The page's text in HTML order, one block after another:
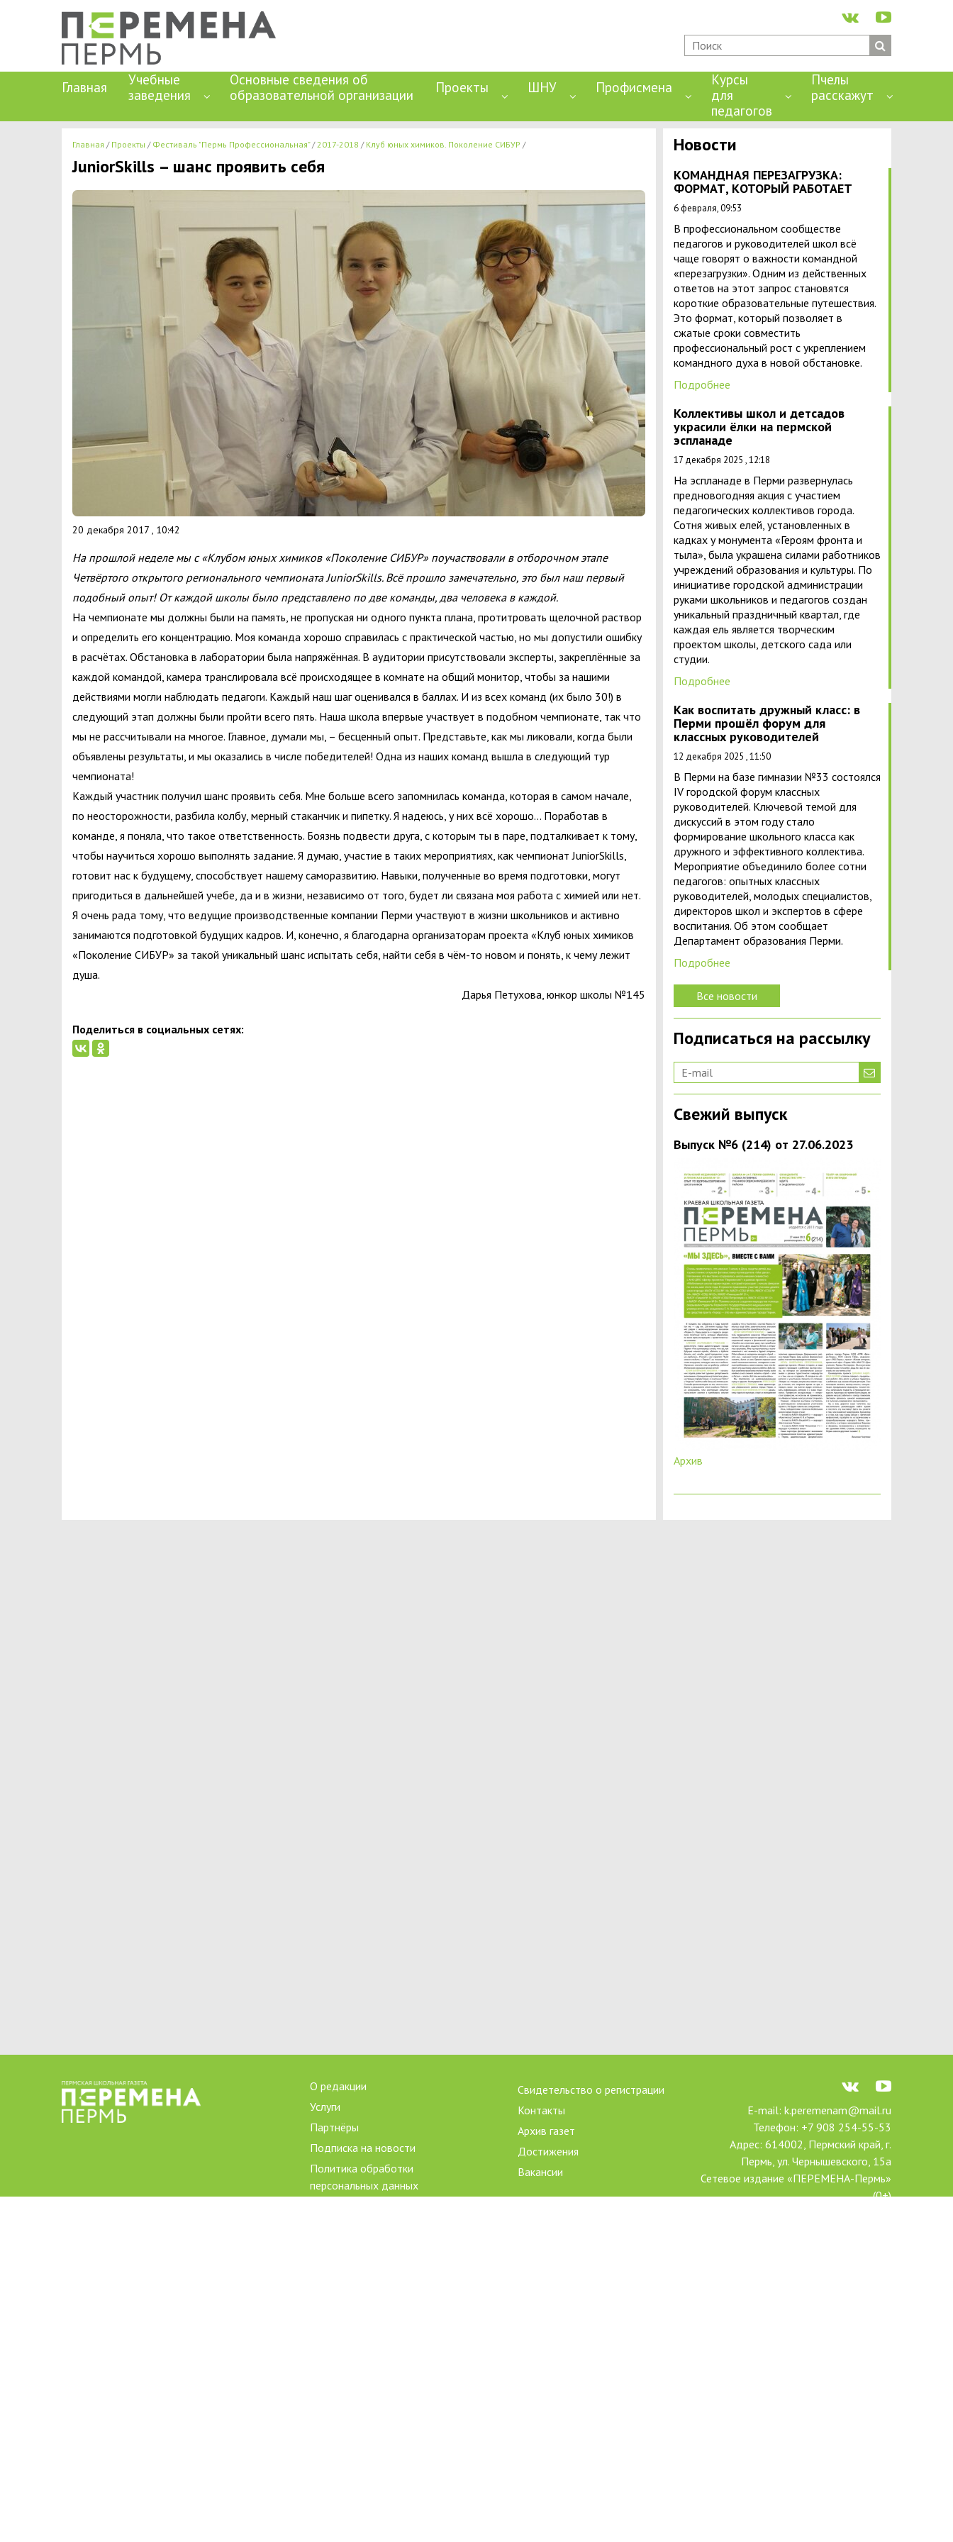
Главная
Учебные
заведения
Основные сведения об
образовательной организации
Проекты ШНУ Профисмена
Курсы
для
педагогов
Пчелы
расскажут
Главная Проекты Фестиваль "Пермь Профессиональная" 2017-2018 Клуб юных химиков. Поколение СИБУР
JuniorSkills – шанс проявить себя
20 декабря 2017 , 10:42
На прошлой неделе мы с «Клубом юных химиков «Поколение СИБУР» поучаствовали в отборочном этапе
Четвёртого открытого регионального чемпионата JuniorSkills. Всё прошло замечательно, это был наш первый
подобный опыт! От каждой школы было представлено по две команды, два человека в каждой.
На чемпионате мы должны были на память, не пропуская ни одного пункта плана, протитровать щелочной раствор
и определить его концентрацию. Моя команда хорошо справилась с практической частью, но мы допустили ошибку
в расчётах. Обстановка в лаборатории была напряжённая. В аудитории присутствовали эксперты, закреплённые за
каждой командой, камера транслировала всё происходящее в комнате на общий монитор, чтобы за нашими
действиями могли наблюдать педагоги. Каждый наш шаг оценивался в баллах. И из всех команд (их было 30!) в
следующий этап должны были пройти всего пять. Наша школа впервые участвует в подобном чемпионате, так что
мы не рассчитывали на многое. Главное, думали мы, – бесценный опыт. Представьте, как мы ликовали, когда были
объявлены результаты, и мы оказались в числе победителей! Одна из наших команд вышла в следующий тур
чемпионата!
Каждый участник получил шанс проявить себя. Мне больше всего запомнилась команда, которая в самом начале,
по неосторожности, разбила колбу, мерный стаканчик и пипетку. Я надеюсь, у них всё хорошо… Поработав в
команде, я поняла, что такое ответственность. Боязнь подвести друга, с которым ты в паре, подталкивает к тому,
чтобы научиться хорошо выполнять задание. Я думаю, участие в таких мероприятиях, как чемпионат JuniorSkills,
готовит нас к будущему, способствует нашему саморазвитию. Навыки, полученные во время подготовки, могут
пригодиться в дальнейшей учебе, да и в жизни, независимо от того, будет ли связана моя работа с химией или нет.
Я очень рада тому, что ведущие производственные компании Перми участвуют в жизни школьников и активно
занимаются подготовкой будущих кадров. И, конечно, я благодарна организаторам проекта «Клуб юных химиков
«Поколение СИБУР» за такой уникальный шанс испытать себя, найти себя в чём-то новом и понять, к чему лежит
душа.
Дарья Петухова, юнкор школы №145
Поделиться в социальных сетях:
Новости
КОМАНДНАЯ ПЕРЕЗАГРУЗКА:
ФОРМАТ, КОТОРЫЙ РАБОТАЕТ
6 февраля, 09:53
В профессиональном сообществе
педагогов и руководителей школ всё
чаще говорят о важности командной
«перезагрузки». Одним из действенных
ответов на этот запрос становятся
короткие образовательные путешествия.
Это формат, который позволяет в
сжатые сроки совместить
профессиональный рост с укреплением
командного духа в новой обстановке.
Подробнее
Коллективы школ и детсадов
украсили ёлки на пермской
эспланаде
17 декабря 2025 , 12:18
На эспланаде в Перми развернулась
предновогодняя акция с участием
педагогических коллективов города.
Сотня живых елей, установленных в
кадках у монумента «Героям фронта и
тыла», была украшена силами работников
учреждений образования и культуры. По
инициативе городской администрации
руками школьников и педагогов создан
уникальный праздничный квартал, где
каждая ель является творческим
проектом школы, детского сада или
студии.
Подробнее
Как воспитать дружный класс: в
Перми прошёл форум для
классных руководителей
12 декабря 2025 , 11:50
В Перми на базе гимназии №33 состоялся
IV городской форум классных
руководителей. Ключевой темой для
дискуссий в этом году стало
формирование школьного класса как
дружного и эффективного коллектива.
Мероприятие объединило более сотни
педагогов: опытных классных
руководителей, молодых специалистов,
директоров школ и экспертов в сфере
воспитания. Об этом сообщает
Департамент образования Перми.
Подробнее
Все новости
Подписаться на рассылку
Свежий выпуск
Выпуск №6 (214) от 27.06.2023
Архив
О редакции
Услуги
Партнёры
Подписка на новости
Политика обработки
персональных данных
Свидетельство о регистрации
Контакты
Архив газет
Достижения
Вакансии
E-mail: k.peremenam@mail.ru
Телефон: +7 908 254-55-53
Адрес: 614002, Пермский край, г.
Пермь, ул. Чернышевского, 15а
Сетевое издание «ПЕРЕМЕНА-Пермь»
(0+)